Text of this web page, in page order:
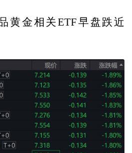
黄金相关ETF早盘跌近